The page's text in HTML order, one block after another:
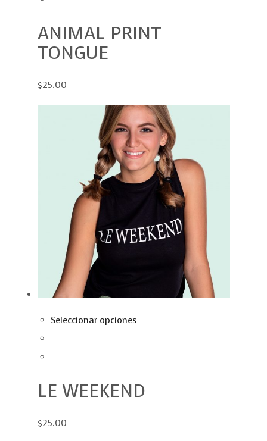
ANIMAL PRINT
TONGUE
$25.00
Seleccionar opciones
LE WEEKEND
$25.00